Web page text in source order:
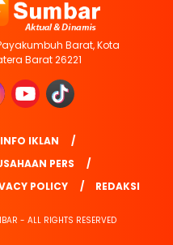
Barat, Kota
Barat 26221
INFO IKLAN
PERS
POLICY REDAKSI
- ALL RIGHTS RESERVED